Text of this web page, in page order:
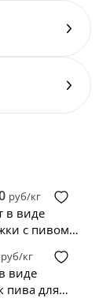
руб/кг
в виде
с пивом и
руб/кг
виде
пива для